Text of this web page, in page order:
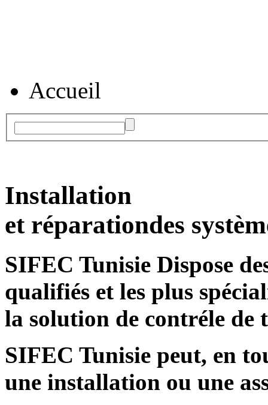
Accueil
Installation
et réparationdes
SIFEC Tunisie Dispose
qualifiés et les plus
la solution de contréle de
SIFEC Tunisie peut, en
une installation ou une